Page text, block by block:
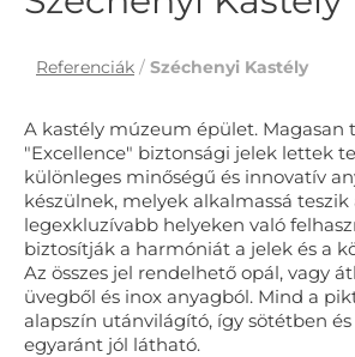
Referenciák / Széchenyi Kastély
A kastély múzeum épület. Magasan
"Excellence" biztonsági jelek lettek
különleges minőségű és innovatív
készülnek, melyek alkalmassá teszik
legexkluzívabb helyeken való
biztosítják a harmóniát a jelek és a
Az összes jel rendelhető opál, vagy
üvegből és inox anyagból. Mind a
alapszín utánvilágító, így sötétben
egyaránt jól látható.